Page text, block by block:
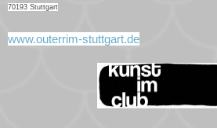
70193 Stuttgart
www.outerrim-stuttgart.de